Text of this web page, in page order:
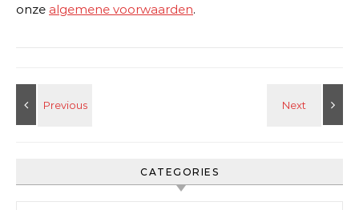
onze algemene voorwaarden.
CATEGORIES